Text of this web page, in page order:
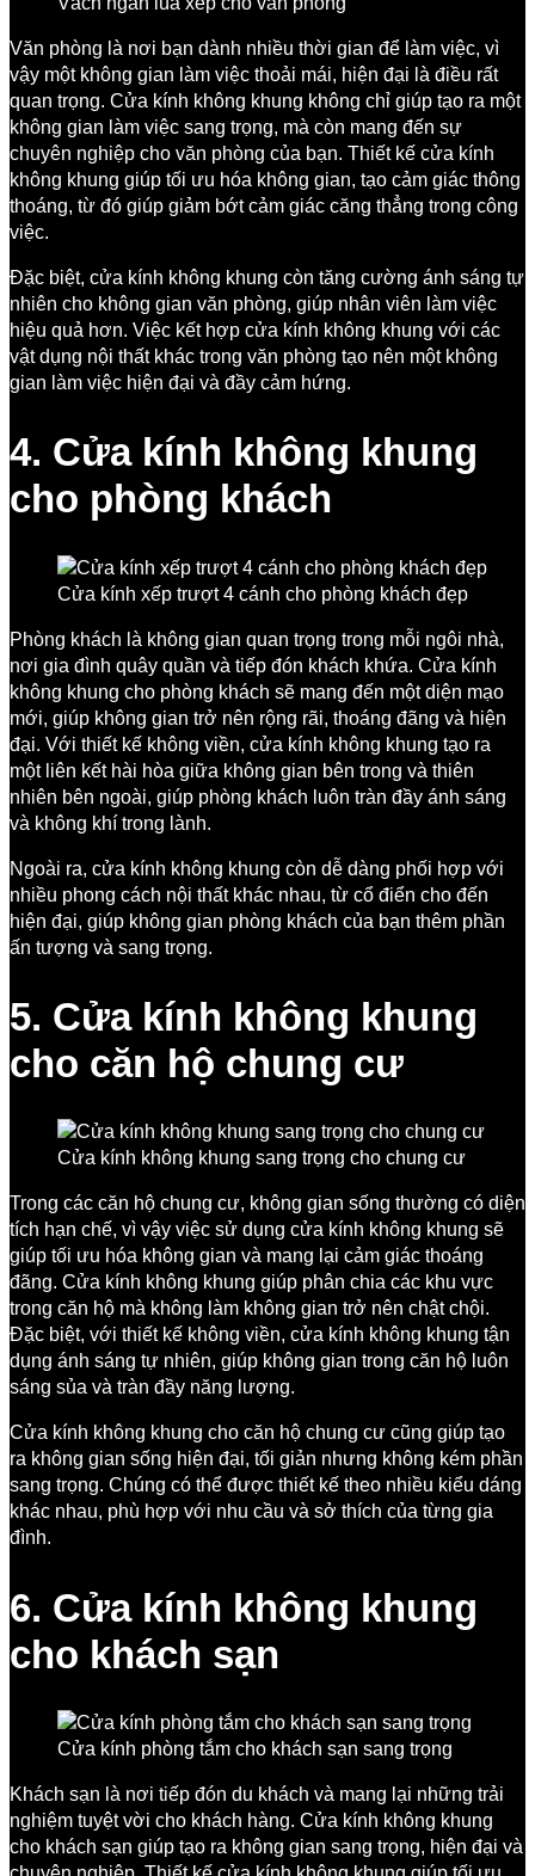
Văn phòng là nơi bạn dành nhiều thời gian để làm việc, vì
vậy một không gian làm việc thoải mái, hiện đại là điều rất
quan trọng. Cửa kính không khung không chỉ giúp tạo ra một
không gian làm việc sang trọng, mà còn mang đến sự
chuyên nghiệp cho văn phòng của bạn. Thiết kế cửa kính
không khung giúp tối ưu hóa không gian, tạo cảm giác thông
thoáng, từ đó giúp giảm bớt cảm giác căng thẳng trong công
việc.
Đặc biệt, cửa kính không khung còn tăng cường ánh sáng tự
nhiên cho không gian văn phòng, giúp nhân viên làm việc
hiệu quả hơn. Việc kết hợp cửa kính không khung với các
vật dụng nội thất khác trong văn phòng tạo nên một không
gian làm việc hiện đại và đầy cảm hứng.
4. Cửa kính không khung
cho phòng khách
Cửa kính xếp trượt 4 cánh cho phòng khách đẹp
Phòng khách là không gian quan trọng trong mỗi ngôi nhà,
nơi gia đình quây quần và tiếp đón khách khứa. Cửa kính
không khung cho phòng khách sẽ mang đến một diện mạo
mới, giúp không gian trở nên rộng rãi, thoáng đãng và hiện
đại. Với thiết kế không viền, cửa kính không khung tạo ra
một liên kết hài hòa giữa không gian bên trong và thiên
nhiên bên ngoài, giúp phòng khách luôn tràn đầy ánh sáng
và không khí trong lành.
Ngoài ra, cửa kính không khung còn dễ dàng phối hợp với
nhiều phong cách nội thất khác nhau, từ cổ điển cho đến
hiện đại, giúp không gian phòng khách của bạn thêm phần
ấn tượng và sang trọng.
5. Cửa kính không khung
cho căn hộ chung cư
Cửa kính không khung sang trọng cho chung cư
Trong các căn hộ chung cư, không gian sống thường có diện
tích hạn chế, vì vậy việc sử dụng cửa kính không khung sẽ
giúp tối ưu hóa không gian và mang lại cảm giác thoáng
đãng. Cửa kính không khung giúp phân chia các khu vực
trong căn hộ mà không làm không gian trở nên chật chội.
Đặc biệt, với thiết kế không viền, cửa kính không khung tận
dụng ánh sáng tự nhiên, giúp không gian trong căn hộ luôn
sáng sủa và tràn đầy năng lượng.
Cửa kính không khung cho căn hộ chung cư cũng giúp tạo
ra không gian sống hiện đại, tối giản nhưng không kém phần
sang trọng. Chúng có thể được thiết kế theo nhiều kiểu dáng
khác nhau, phù hợp với nhu cầu và sở thích của từng gia
đình.
6. Cửa kính không khung
cho khách sạn
Cửa kính phòng tắm cho khách sạn sang trọng
Khách sạn là nơi tiếp đón du khách và mang lại những trải
nghiệm tuyệt vời cho khách hàng. Cửa kính không khung
cho khách sạn giúp tạo ra không gian sang trọng, hiện đại và